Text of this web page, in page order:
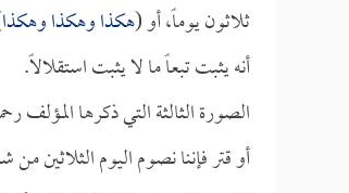
ثلاثون يوماً، أو (هكذا وهكذا وهكذا
أنه يثبت تبعاً ما لا يثبت استقلالاً.
الصورة الثالثة التي ذكرها المؤلف
أو قتر فإننا نصوم اليوم الثلاثين من